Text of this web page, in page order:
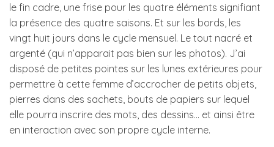
le fin cadre, une frise pour les quatre éléments signifiant
la présence des quatre saisons. Et sur les bords, les
vingt huit jours dans le cycle mensuel. Le tout nacré et
argenté (qui n’apparait pas bien sur les photos). J’ai
disposé de petites pointes sur les lunes extérieures pour
permettre à cette femme d’accrocher de petits objets,
pierres dans des sachets, bouts de papiers sur lequel
elle pourra inscrire des mots, des dessins… et ainsi être
en interaction avec son propre cycle interne.